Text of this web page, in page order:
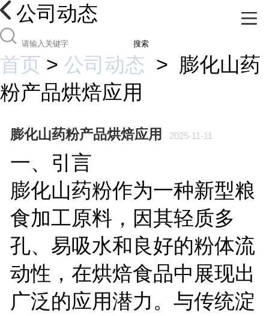
公司动态
搜索
首页 > 公司动态 > 膨化山药
粉产品烘焙应用
膨化山药粉产品烘焙应用 2025-11-11
一、引言
膨化山药粉作为一种新型粮
食加工原料，因其轻质多
孔、易吸水和良好的粉体流
动性，在烘焙食品中展现出
广泛的应用潜力。与传统淀